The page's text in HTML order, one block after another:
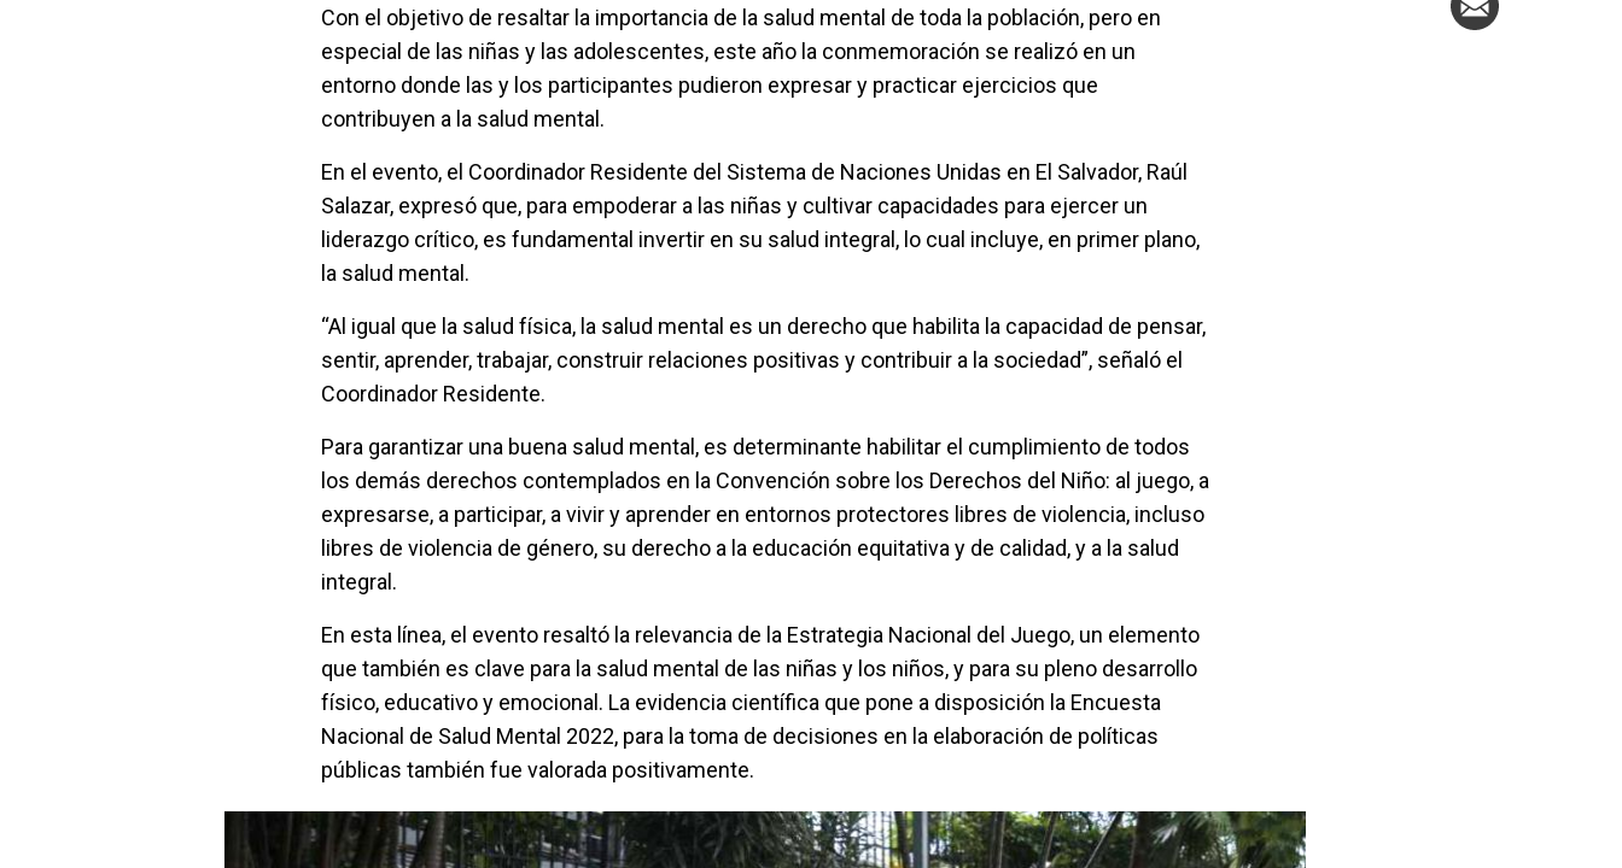
Con el objetivo de resaltar la importancia de la salud mental de toda la población, pero en
especial de las niñas y las adolescentes, este año la conmemoración se realizó en un
entorno donde las y los participantes pudieron expresar y practicar ejercicios que
contribuyen a la salud mental.
En el evento, el Coordinador Residente del Sistema de Naciones Unidas en El Salvador, Raúl
Salazar, expresó que, para empoderar a las niñas y cultivar capacidades para ejercer un
liderazgo crítico, es fundamental invertir en su salud integral, lo cual incluye, en primer plano,
la salud mental.
“Al igual que la salud física, la salud mental es un derecho que habilita la capacidad de pensar,
sentir, aprender, trabajar, construir relaciones positivas y contribuir a la sociedad”, señaló el
Coordinador Residente.
Para garantizar una buena salud mental, es determinante habilitar el cumplimiento de todos
los demás derechos contemplados en la Convención sobre los Derechos del Niño: al juego, a
expresarse, a participar, a vivir y aprender en entornos protectores libres de violencia, incluso
libres de violencia de género, su derecho a la educación equitativa y de calidad, y a la salud
integral.
En esta línea, el evento resaltó la relevancia de la Estrategia Nacional del Juego, un elemento
que también es clave para la salud mental de las niñas y los niños, y para su pleno desarrollo
físico, educativo y emocional. La evidencia científica que pone a disposición la Encuesta
Nacional de Salud Mental 2022, para la toma de decisiones en la elaboración de políticas
públicas también fue valorada positivamente.